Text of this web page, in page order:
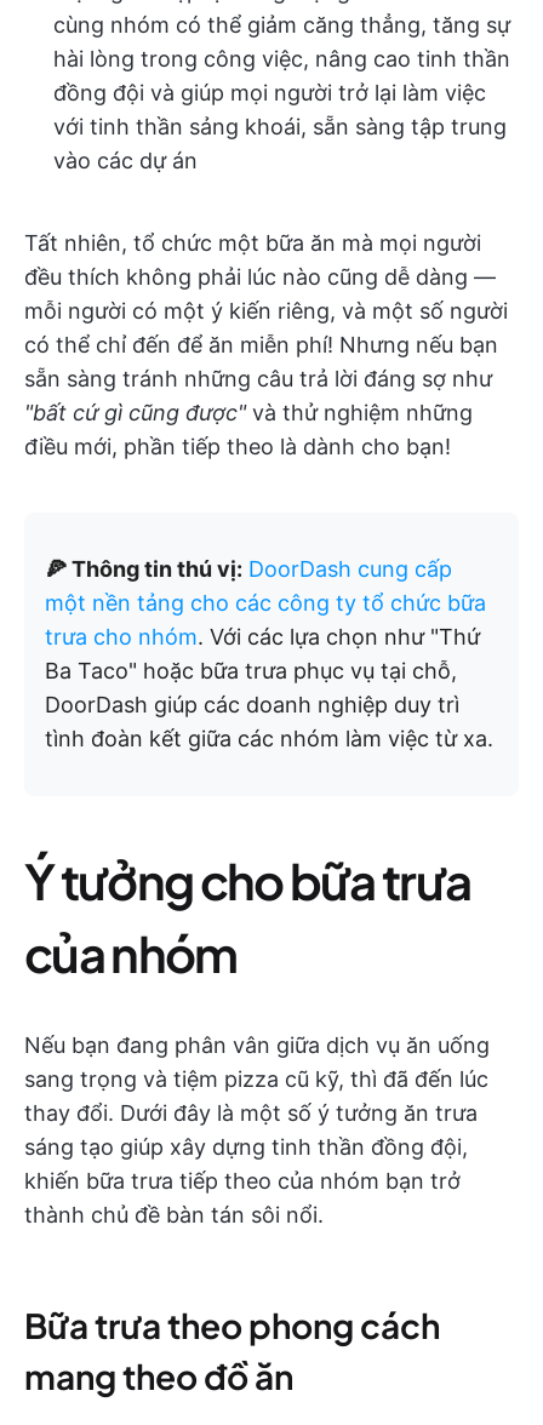
cùng nhóm có thể giảm căng thẳng, tăng sự
hài lòng trong công việc, nâng cao tinh thần
đồng đội và giúp mọi người trở lại làm việc
với tinh thần sảng khoái, sẵn sàng tập trung
vào các dự án
Tất nhiên, tổ chức một bữa ăn mà mọi người
đều thích không phải lúc nào cũng dễ dàng —
mỗi người có một ý kiến riêng, và một số người
có thể chỉ đến để ăn miễn phí! Nhưng nếu bạn
sẵn sàng tránh những câu trả lời đáng sợ như
"bất cứ gì cũng được"và thử nghiệm những
điều mới, phần tiếp theo là dành cho bạn!
🍕 Thông tin thú vị: DoorDash cung cấp
một nền tảng cho các công ty tổ chức bữa
trưa cho nhóm. Với các lựa chọn như "Thứ
Ba Taco" hoặc bữa trưa phục vụ tại chỗ,
DoorDash giúp các doanh nghiệp duy trì
tình đoàn kết giữa các nhóm làm việc từ xa.
Ý tưởng cho bữa trưa
của nhóm
Nếu bạn đang phân vân giữa dịch vụ ăn uống
sang trọng và tiệm pizza cũ kỹ, thì đã đến lúc
thay đổi. Dưới đây là một số ý tưởng ăn trưa
sáng tạo giúp xây dựng tinh thần đồng đội,
khiến bữa trưa tiếp theo của nhóm bạn trở
thành chủ đề bàn tán sôi nổi.
Bữa trưa theo phong cách
mang theo đồ ăn